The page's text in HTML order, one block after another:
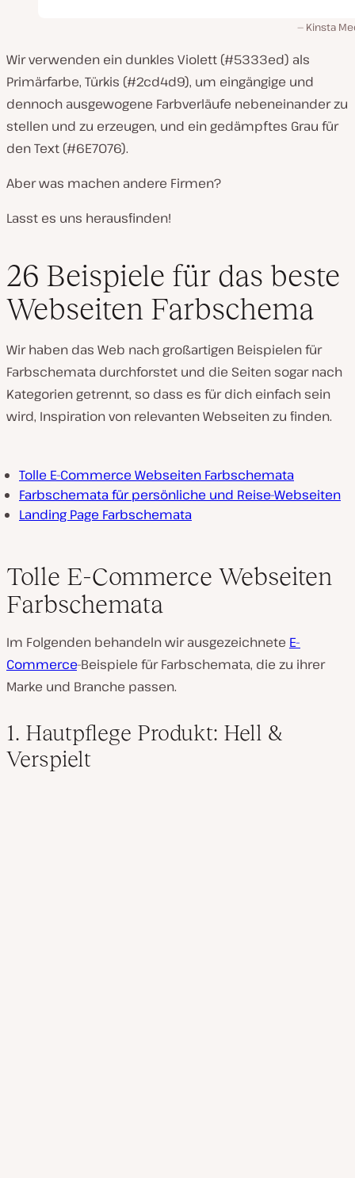
Kinsta
Wir verwenden ein dunkles Violett (#5333ed) als
Primärfarbe, Türkis (#2cd4d9), um eingängige und
dennoch ausgewogene Farbverläufe nebeneinander zu
stellen und zu erzeugen, und ein gedämpftes Grau für
den Text (#6E7076).
Aber was machen andere Firmen?
Lasst es uns herausfinden!
26 Beispiele für das beste
Webseiten Farbschema
Wir haben das Web nach großartigen Beispielen für
Farbschemata durchforstet und die Seiten sogar nach
Kategorien getrennt, so dass es für dich einfach sein
wird, Inspiration von relevanten Webseiten zu finden.
Tolle E-Commerce Webseiten Farbschemata
Farbschemata für persönliche und Reise-Webseiten
Landing Page Farbschemata
Tolle E-Commerce Webseiten
Farbschemata
Im Folgenden behandeln wir ausgezeichnete E-
Commerce-Beispiele für Farbschemata, die zu ihrer
Marke und Branche passen.
1. Hautpflege Produkt: Hell &
Verspielt